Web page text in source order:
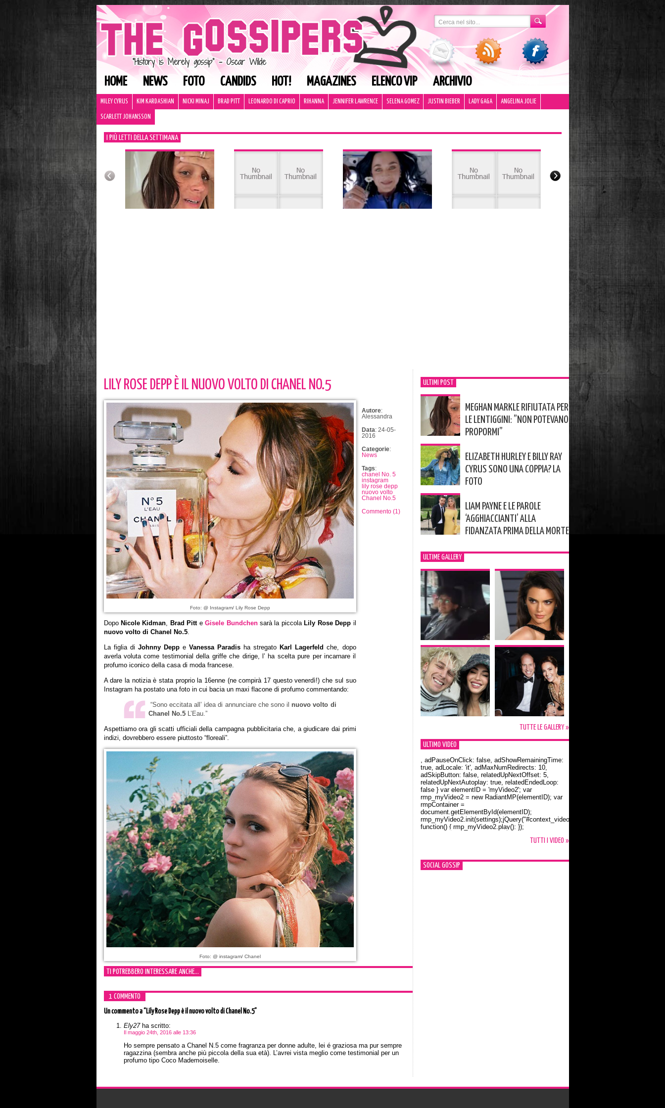
HOME NEWS FOTO CANDIDS HOT! MAGAZINES ELENCO VIP ARCHIVIO
MILEY CYRUS KIM KARDASHIAN NICKI MINAJ BRAD PITT LEONARDO DI CAPRIO RIHANNA JENNIFER LAWRENCE SELENA GOMEZ JUSTIN BIEBER LADY GAGA ANGELINA JOLIE
SCARLETT JOHANSSON
I PIÙ LETTI DELLA SETTIMANA
LILY ROSE DEPP È IL NUOVO VOLTO DI CHANEL NO.5
Foto: @ Instagram/ Lily Rose Depp
DopoNicole Kidman, Brad PitteGisele Bundchensarà la piccolaLily Rose Depp il
nuovo volto di Chanel No.5.
La figlia di Johnny Deppe Vanessa Paradis ha stregato Karl Lagerfeld che, dopo
averla voluta come testimonial della griffe che dirige, l’ ha scelta pure per incarnare il
profumo iconico della casa di moda francese.
A dare la notizia è stata proprio la 16enne (ne compirà 17 questo venerdì!) che sul suo
Instagram ha postato una foto in cui bacia un maxi flacone di profumo commentando:
“Sono eccitata all’ idea di annunciare che sono il nuovo volto di
Chanel No.5L’Eau.”
Aspettiamo ora gli scatti ufficiali della campagna pubblicitaria che, a giudicare dai primi
indizi, dovrebbero essere piuttosto “floreali”.
Foto: @ instagram/ Chanel
Autore:
Alessandra
Data: 24-05-
2016
Categorie:
News
Tags:
chanel No. 5
instagram
lily rose depp
nuovo volto
Chanel No.5
Commento (1)
TI POTREBBERO INTERESSARE ANCHE...
1 COMMENTO
Un commentoa “Lily Rose Depp è il nuovo volto di Chanel No.5”
Ely27ha scritto:
Il maggio 24th, 2016 alle 13:36
Ho sempre pensato a Chanel N.5 come fragranza per donne adulte, lei é graziosa ma pur sempre
ragazzina (sembra anche più piccola della sua età). L’avrei vista meglio come testimonial per un
profumo tipo Coco Mademoiselle.
ULTIMI POST
MEGHAN MARKLE RIFIUTATA PER
LE LENTIGGINI: ”NON POTEVANO
PROPORMI”
ELIZABETH HURLEY E BILLY RAY
CYRUS SONO UNA COPPIA? LA
FOTO
LIAM PAYNE E LE PAROLE
‘AGGHIACCIANTI’ ALLA
FIDANZATA PRIMA DELLA MORTE
ULTIME GALLERY
TUTTE LE GALLERY »
ULTIMO VIDEO
Orlando Bloom e la t-shirt dedicata a Flynn
, adPauseOnClick: false, adShowRemainingTime:
true, adLocale: 'it', adMaxNumRedirects: 10,
adSkipButton: false, relatedUpNextOffset: 5,
relatedUpNextAutoplay: true, relatedEndedLoop:
false } var elementID = 'myVideo2'; var
rmp_myVideo2 = new RadiantMP(elementID); var
rmpContainer =
document.getElementById(elementID);
rmp_myVideo2.init(settings);jQuery("#context_video2").one("mouseover",
function() { rmp_myVideo2.play(); });
TUTTI I VIDEO »
SOCIAL GOSSIP